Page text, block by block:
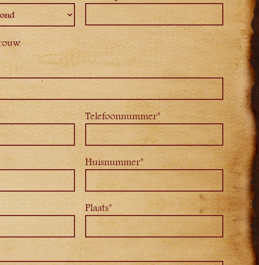
Telefoonnummer*
Huisnummer*
Plaats*